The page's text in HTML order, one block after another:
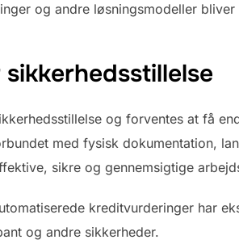
og andre løsningsmodeller
og forventes at få
med fysisk dokumentation,
sikre og gennemsigtige
kreditvurderinger har
og andre sikkerheder.